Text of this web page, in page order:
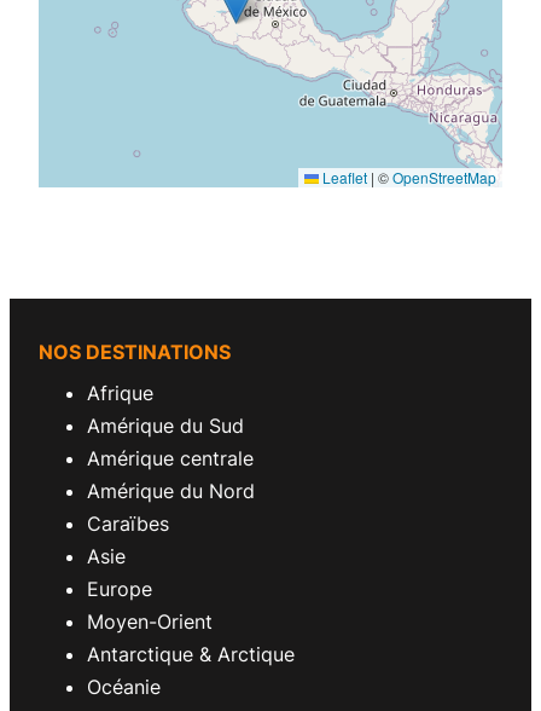
Leaflet | ©OpenStreetMap
NOS DESTINATIONS
Afrique
Amérique du Sud
Amérique centrale
Amérique du Nord
Caraïbes
Asie
Europe
Moyen-Orient
Antarctique & Arctique
Océanie